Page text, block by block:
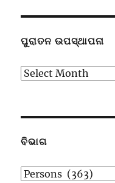
ପୁରାତନ ଉପସ୍ଥାପନା
ପୁରାତନ
ବିଭାଗ
ବିଭାଗ